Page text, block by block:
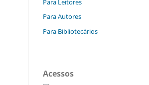
Para Autores
Para Bibliotecários
Acessos